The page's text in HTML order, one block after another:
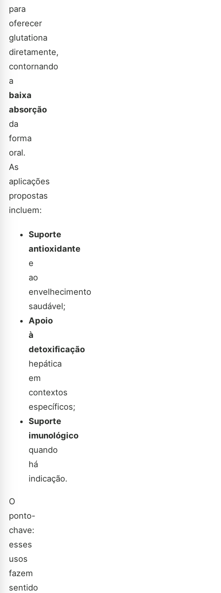
para
oferecer
glutationa
diretamente,
contornando
a
baixa
absorção
da
forma
oral.
As
aplicações
propostas
incluem:
Suporte
antioxidante
e
ao
envelhecimento
saudável;
Apoio
à
detoxificação
hepática
em
contextos
específicos;
Suporte
imunológico
quando
há
indicação.
O
ponto-
chave:
esses
usos
fazem
sentido